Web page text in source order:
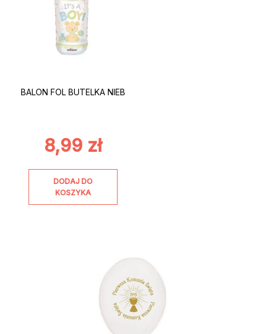
BALON FOL BUTELKA NIEB
8,99 zł
DODAJ DO
KOSZYKA